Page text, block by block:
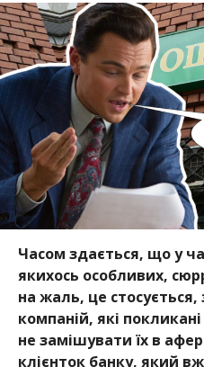
Часом здається, що у
якихось особливих,
на жаль, це
компаній, які
не замішувати їх в
клієнток банку, який